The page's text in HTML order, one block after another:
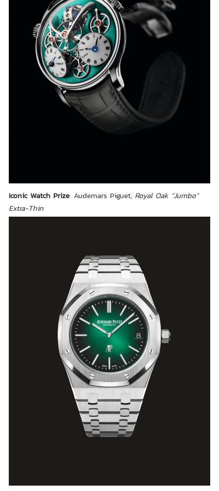
Iconic Watch Prize: Audemars Piguet, Royal Oak “Jumbo”
Extra-Thin